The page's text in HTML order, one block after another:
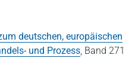
deutschen, europäischen
und Prozess, Band 271